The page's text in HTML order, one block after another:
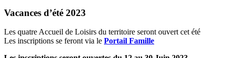
Vacances d’été 2023
Les quatre Accueil de Loisirs du territoire seront ouvert cet été
Les inscriptions se feront via le Portail Famille